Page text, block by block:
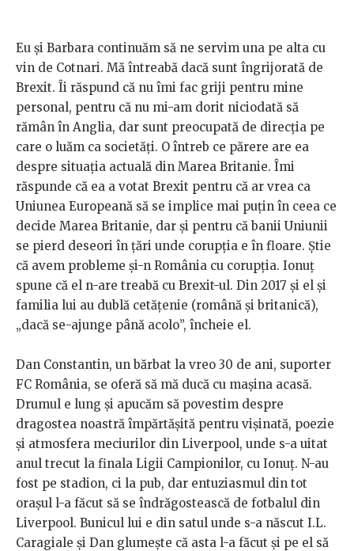
Eu și Barbara continuăm să ne servim una pe alta cu
vin de Cotnari. Mă întreabă dacă sunt îngrijorată de
Brexit. Îi răspund că nu îmi fac griji pentru mine
personal, pentru că nu mi-am dorit niciodată să
rămân în Anglia, dar sunt preocupată de direcția pe
care o luăm ca societăți. O întreb ce părere are ea
despre situația actuală din Marea Britanie. Îmi
răspunde că ea a votat Brexit pentru că ar vrea ca
Uniunea Europeană să se implice mai puțin în ceea ce
decide Marea Britanie, dar și pentru că banii Uniunii
se pierd deseori în țări unde corupția e în floare. Știe
că avem probleme și-n România cu corupția. Ionuț
spune că el n-are treabă cu Brexit-ul. Din 2017 și el și
familia lui au dublă cetățenie (română și britanică),
„dacă se-ajunge până acolo”, încheie el.
Dan Constantin, un bărbat la vreo 30 de ani, suporter
FC România, se oferă să mă ducă cu mașina acasă.
Drumul e lung și apucăm să povestim despre
dragostea noastră împărtășită pentru vișinată, poezie
și atmosfera meciurilor din Liverpool, unde s-a uitat
anul trecut la finala Ligii Campionilor, cu Ionuț. N-au
fost pe stadion, ci la pub, dar entuziasmul din tot
orașul l-a făcut să se îndrăgostească de fotbalul din
Liverpool. Bunicul lui e din satul unde s-a născut I.L.
Caragiale și Dan glumește că asta l-a făcut și pe el să